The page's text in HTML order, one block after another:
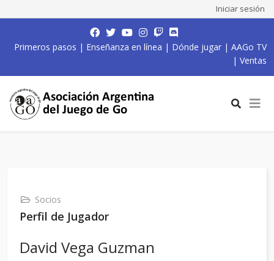
Iniciar sesión
Primeros pasos | Enseñanza en línea | Dónde jugar | AAGo TV
| Ventas
Socios
Perfil de Jugador
David Vega Guzman